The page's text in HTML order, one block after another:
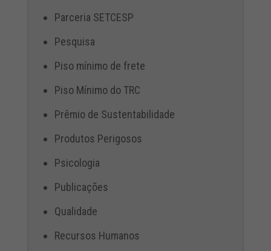
Parceria SETCESP
Pesquisa
Piso mínimo de frete
Piso Mínimo do TRC
Prêmio de Sustentabilidade
Produtos Perigosos
Psicologia
Publicações
Qualidade
Recursos Humanos